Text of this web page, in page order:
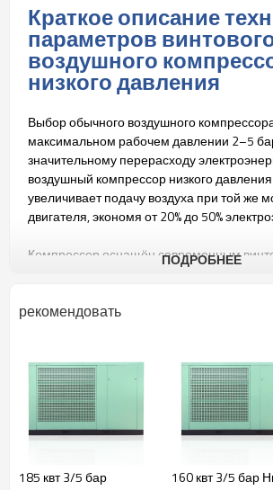
Краткое описание
параметров
воздушного
низкого давления
Выбор обычного воздушного
максимальном рабочем давлении 2–5
значительному перерасходу
воздушный компрессор низкого давления
увеличивает подачу воздуха при той же
двигателя, экономя от 20% до 50%
Компрессор оснащён современным
— оригинальным немецким винтовым
превосходными шведскими подшипниками
компоненты, такие как электроника
датчики давления Danfoss (Дания), что
увеличивает срок службы компрессора.
Винтовой компрессор низкого давления
энергосбережения.
ПОДРОБНЕЕ
рекомендовать
185 квт 3/5 бар
160 квт 3/5 бар